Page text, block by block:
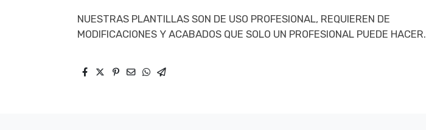
NUESTRAS PLANTILLAS SON DE USO PROFESIONAL, REQUIEREN DE
MODIFICACIONES Y ACABADOS QUE SOLO UN PROFESIONAL PUEDE HACER.